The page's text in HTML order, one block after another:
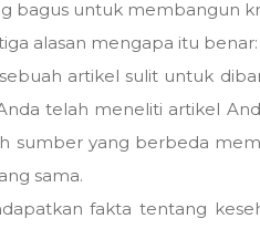
bagus untuk membangun
alasan mengapa itu benar:
artikel sulit untuk
telah meneliti artikel
sumber yang berbeda
sama.
fakta tentang